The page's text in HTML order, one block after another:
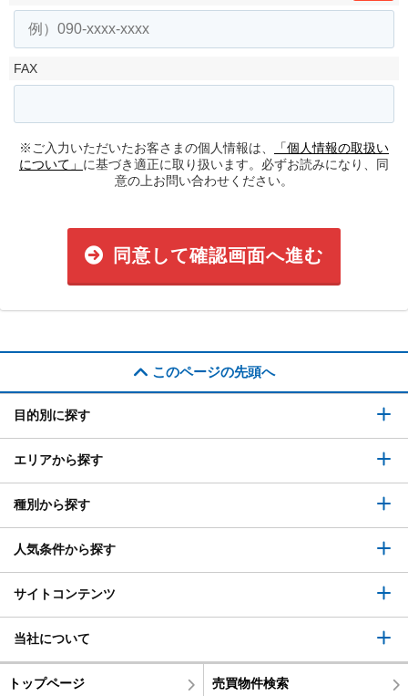
FAX
※ご入力いただいたお客さまの個人情報は、
「個人情報の取扱い
について」 に基づき適正に取り扱います。必ずお読みになり、同
意の上お問い合わせください。
同意して確認画面へ進む
このページの先頭へ
目的別に探す
エリアから探す
種別から探す
人気条件から探す
サイトコンテンツ
当社について
トップページ 売買物件検索